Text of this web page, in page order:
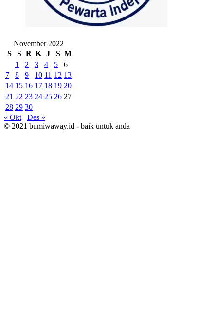
November 2022
S
S R K J S M
1
2 3 4 5
6
7
8 9 10 11 12 13
14 15 16 17 18 19 20
21 22 23 24 25 26 27
28 29 30
« Okt
Des »
© 2021 bumiwaway.id - baik untuk anda